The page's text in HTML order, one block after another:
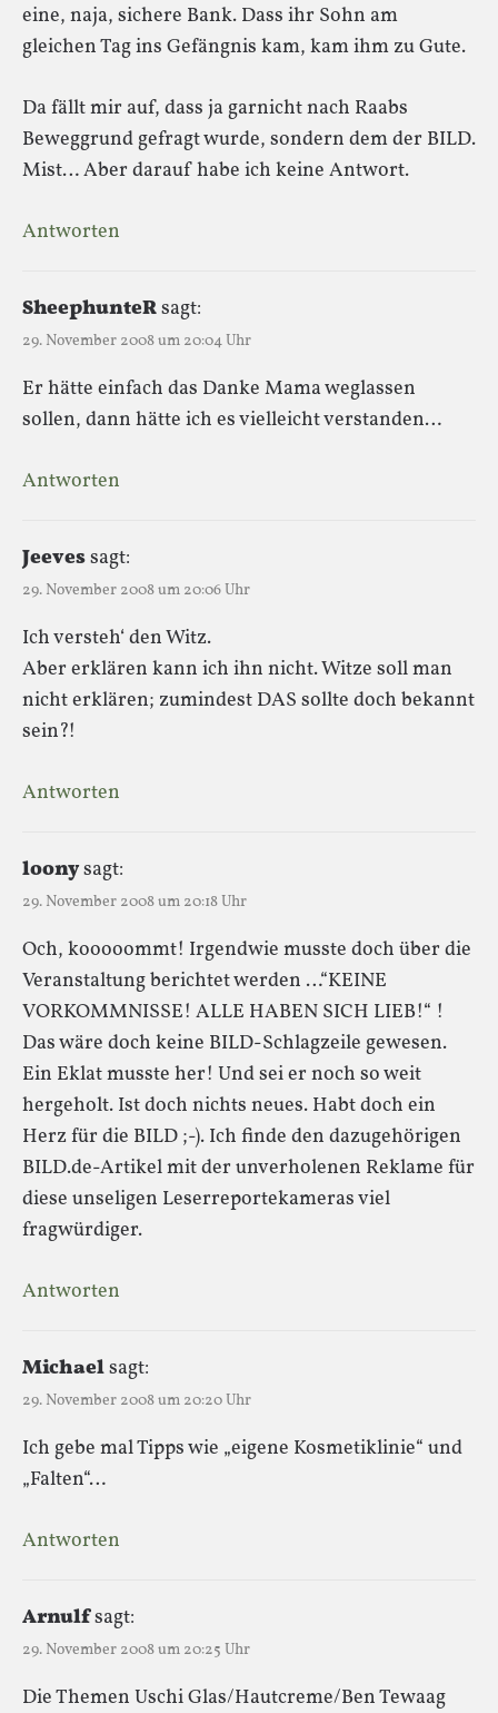
eine, naja, sichere Bank. Dass ihr Sohn am
gleichen Tag ins Gefängnis kam, kam ihm zu Gute.
Da fällt mir auf, dass ja garnicht nach Raabs
Beweggrund gefragt wurde, sondern dem der BILD.
Mist… Aber darauf habe ich keine Antwort.
Antworten
SheephunteRsagt:
29. November 2008 um 20:04 Uhr
Er hätte einfach das Danke Mama weglassen
sollen, dann hätte ich es vielleicht verstanden…
Antworten
Jeevessagt:
29. November 2008 um 20:06 Uhr
Ich versteh‘ den Witz.
Aber erklären kann ich ihn nicht. Witze soll man
nicht erklären; zumindest DAS sollte doch bekannt
sein?!
Antworten
loonysagt:
29. November 2008 um 20:18 Uhr
Och, kooooommt! Irgendwie musste doch über die
Veranstaltung berichtet werden …“KEINE
VORKOMMNISSE! ALLE HABEN SICH LIEB!“ !
Das wäre doch keine BILD-Schlagzeile gewesen.
Ein Eklat musste her! Und sei er noch so weit
hergeholt. Ist doch nichts neues. Habt doch ein
Herz für die BILD ;-). Ich finde den dazugehörigen
BILD.de-Artikel mit der unverholenen Reklame für
diese unseligen Leserreportekameras viel
fragwürdiger.
Antworten
Michaelsagt:
29. November 2008 um 20:20 Uhr
Ich gebe mal Tipps wie „eigene Kosmetiklinie“ und
„Falten“…
Antworten
Arnulfsagt:
29. November 2008 um 20:25 Uhr
Die Themen Uschi Glas/Hautcreme/Ben Tewaag